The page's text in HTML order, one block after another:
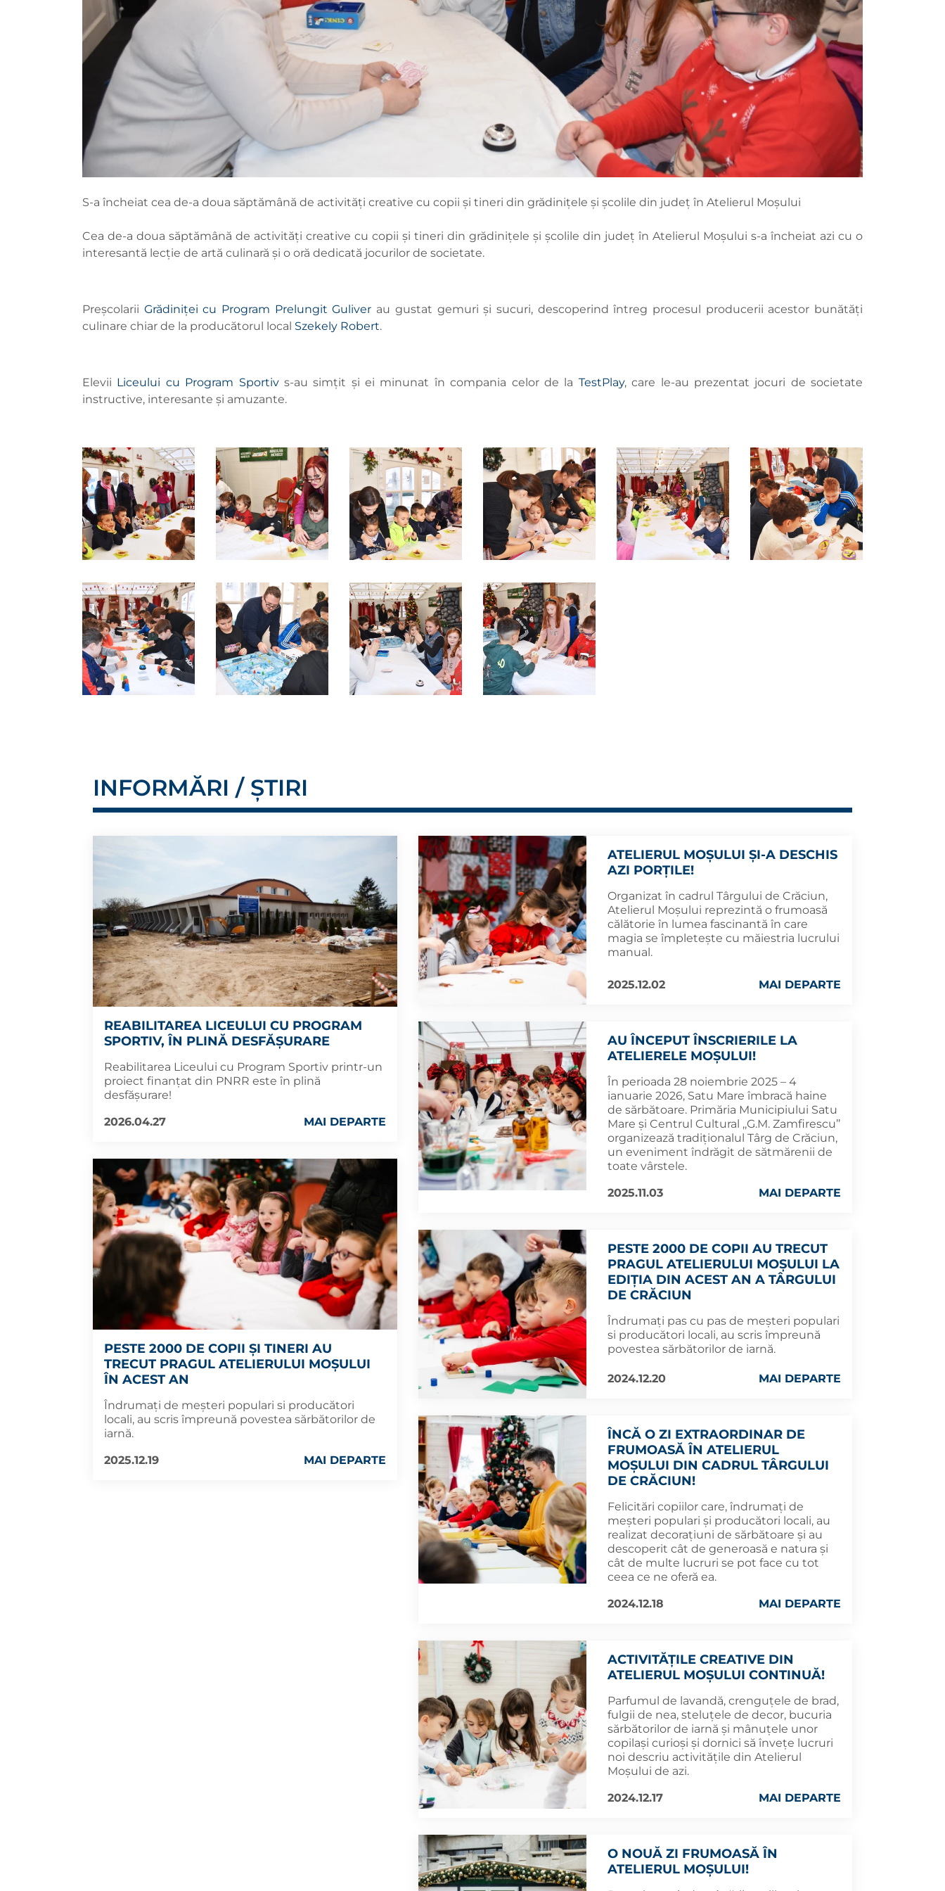
S-a încheiat cea de-a doua săptămână de activități creative cu copii și tineri din grădinițele și școlile din județ în Atelierul Moșului
Cea de-a doua săptămână de activități creative cu copii și tineri din grădinițele și școlile din județ în Atelierul Moșului s-a încheiat azi cu o
interesantă lecție de artă culinară și o oră dedicată jocurilor de societate.
Preșcolarii Grădiniței cu Program Prelungit Guliver au gustat gemuri și sucuri, descoperind întreg procesul producerii acestor bunătăți
culinare chiar de la producătorul local Szekely Robert.
Elevii Liceului cu Program Sportivs-au simțit și ei minunat în compania celor de la TestPlay, care le-au prezentat jocuri de societate
instructive, interesante și amuzante.
INFORMĂRI / ȘTIRI
REABILITAREA LICEULUI CU PROGRAM
SPORTIV, ÎN PLINĂ DESFĂȘURARE
Reabilitarea Liceului cu Program Sportiv printr-un
proiect finanțat din PNRR este în plină
desfășurare!
2026.04.27
MAI DEPARTE
PESTE 2000 DE COPII ȘI TINERI AU
TRECUT PRAGUL ATELIERULUI MOȘULUI
ÎN ACEST AN
Îndrumați de meșteri populari si producători
locali, au scris împreună povestea sărbătorilor de
iarnă.
2025.12.19
MAI DEPARTE
ATELIERUL MOȘULUI ȘI-A DESCHIS
AZI PORȚILE!
Organizat în cadrul Târgului de Crăciun,
Atelierul Moșului reprezintă o frumoasă
călătorie în lumea fascinantă în care
magia se împletește cu măiestria lucrului
manual.
2025.12.02 MAI DEPARTE
AU ÎNCEPUT ÎNSCRIERILE LA
ATELIERELE MOȘULUI!
În perioada 28 noiembrie 2025 – 4
ianuarie 2026, Satu Mare îmbracă haine
de sărbătoare. Primăria Municipiului Satu
Mare și Centrul Cultural ,,G.M. Zamfirescu’’
organizează tradiționalul Târg de Crăciun,
un eveniment îndrăgit de sătmărenii de
toate vârstele.
2025.11.03
MAI DEPARTE
PESTE 2000 DE COPII AU TRECUT
PRAGUL ATELIERULUI MOȘULUI LA
EDIȚIA DIN ACEST AN A TÂRGULUI
DE CRĂCIUN
Îndrumați pas cu pas de meșteri populari
si producători locali, au scris împreună
povestea sărbătorilor de iarnă.
2024.12.20 MAI DEPARTE
ÎNCĂ O ZI EXTRAORDINAR DE
FRUMOASĂ ÎN ATELIERUL
MOȘULUI DIN CADRUL TÂRGULUI
DE CRĂCIUN!
Felicitări copiilor care, îndrumați de
meșteri populari și producători locali, au
realizat decorațiuni de sărbătoare și au
descoperit cât de generoasă e natura și
cât de multe lucruri se pot face cu tot
ceea ce ne oferă ea.
2024.12.18
MAI DEPARTE
ACTIVITĂȚILE CREATIVE DIN
ATELIERUL MOȘULUI CONTINUĂ!
Parfumul de lavandă, crenguțele de brad,
fulgii de nea, steluțele de decor, bucuria
sărbătorilor de iarnă și mânuțele unor
copilași curioși și dornici să învețe lucruri
noi descriu activitățile din Atelierul
Moșului de azi.
2024.12.17
MAI DEPARTE
O NOUĂ ZI FRUMOASĂ ÎN
ATELIERUL MOȘULUI!